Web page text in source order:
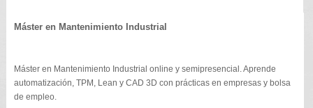
Máster en Mantenimiento Industrial
Máster en Mantenimiento Industrial online y semipresencial. Aprende
automatización, TPM, Lean y CAD 3D con prácticas en empresas y bolsa
de empleo.